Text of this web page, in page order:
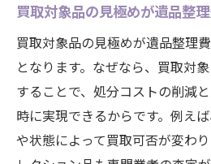
買取対象品の見極めが遺品整
買取対象品の見極めが遺品整理
となります。なぜなら、買取対
することで、処分コストの削減
時に実現できるからです。例え
や状態によって買取可否が変わ